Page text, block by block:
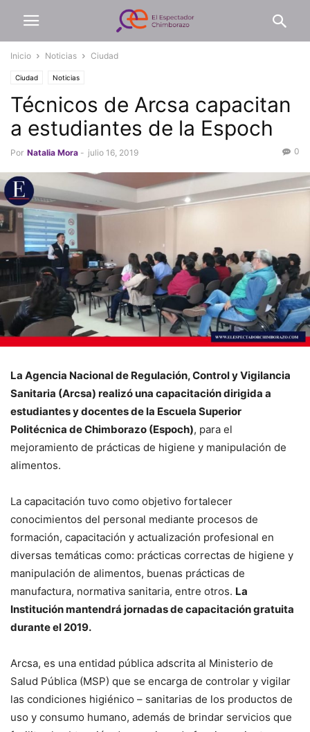
Inicio Noticias Ciudad
Ciudad Noticias
Técnicos de Arcsa capacitan
a estudiantes de la Espoch
Por Natalia Mora - julio 16, 2019 0
La Agencia Nacional de Regulación, Control y Vigilancia
Sanitaria (Arcsa) realizó una capacitación dirigida a
estudiantes y docentes de la Escuela Superior
Politécnica de Chimborazo (Espoch), para el
mejoramiento de prácticas de higiene y manipulación de
alimentos.
La capacitación tuvo como objetivo fortalecer
conocimientos del personal mediante procesos de
formación, capacitación y actualización profesional en
diversas temáticas como: prácticas correctas de higiene y
manipulación de alimentos, buenas prácticas de
manufactura, normativa sanitaria, entre otros. La
Institución mantendrá jornadas de capacitación gratuita
durante el 2019.
Arcsa, es una entidad pública adscrita al Ministerio de
Salud Pública (MSP) que se encarga de controlar y vigilar
las condiciones higiénico – sanitarias de los productos de
uso y consumo humano, además de brindar servicios que